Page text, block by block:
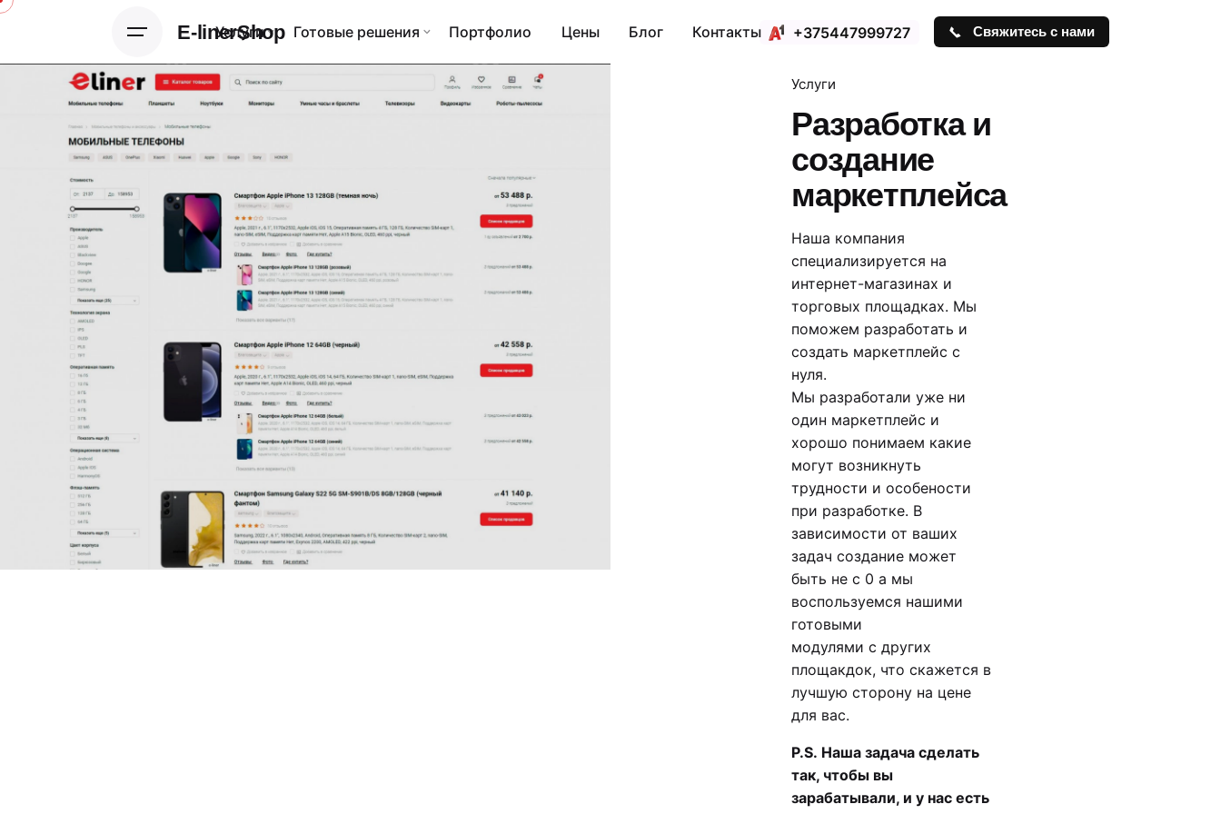
E-linerShop
Услуги Готовые решения Портфолио Цены Блог Контакты +375447999727 Свяжитесь с нами
Услуги
Разработка и
создание
маркетплейса
Наша компания
специализируется на
интернет-магазинах и
торговых площадках. Мы
поможем разработать и
создать маркетплейс c
нуля.
Мы разработали уже ни
один маркетплейс и
хорошо понимаем какие
могут возникнуть
трудности и особености
при разработке. В
зависимости от ваших
задач создание может
быть не с 0 а мы
воспользуемся нашими
готовыми
модулями с других
площакдок, что скажется в
лучшую сторону на цене
для вас.
P.S. Наша задача сделать
так, чтобы вы
зарабатывали, и у нас есть